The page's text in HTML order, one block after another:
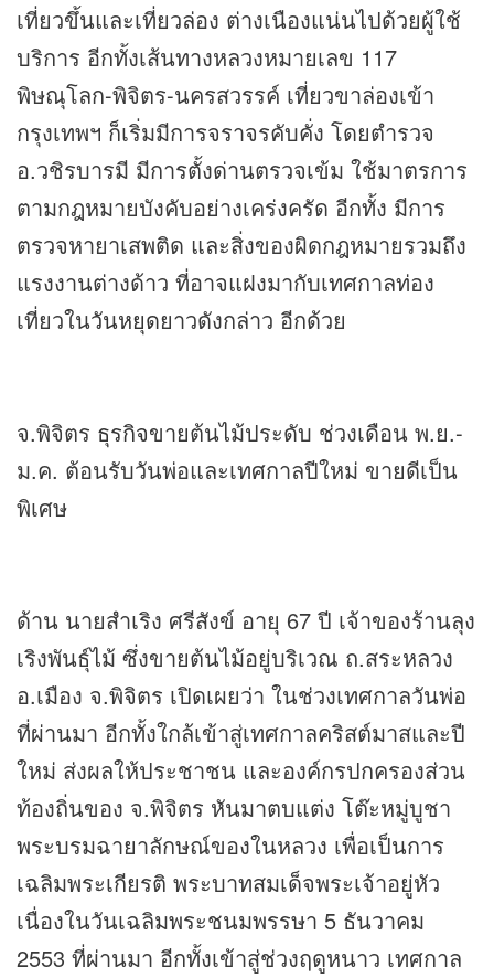
เที่ยวขึ้นและเที่ยวล่อง ต่างเนืองแน่นไปด้วยผู้ใช้
บริการ อีกทั้งเส้นทางหลวงหมายเลข 117
พิษณุโลก-พิจิตร-นครสวรรค์ เที่ยวขาล่องเข้า
กรุงเทพฯ ก็เริ่มมีการจราจรคับคั่ง โดยตำรวจ
อ.วชิรบารมี มีการตั้งด่านตรวจเข้ม ใช้มาตรการ
ตามกฎหมายบังคับอย่างเคร่งครัด อีกทั้ง มีการ
ตรวจหายาเสพติด และสิ่งของผิดกฎหมายรวมถึง
แรงงานต่างด้าว ที่อาจแฝงมากับเทศกาลท่อง
เที่ยวในวันหยุดยาวดังกล่าว อีกด้วย
จ.พิจิตร ธุรกิจขายต้นไม้ประดับ ช่วงเดือน พ.ย.-
ม.ค. ต้อนรับวันพ่อและเทศกาลปีใหม่ ขายดีเป็น
พิเศษ
ด้าน นายสำเริง ศรีสังข์ อายุ 67 ปี เจ้าของร้านลุง
เริงพันธุ์ไม้ ซึ่งขายต้นไม้อยู่บริเวณ ถ.สระหลวง
อ.เมือง จ.พิจิตร เปิดเผยว่า ในช่วงเทศกาลวันพ่อ
ที่ผ่านมา อีกทั้งใกล้เข้าสู่เทศกาลคริสต์มาสและปี
ใหม่ ส่งผลให้ประชาชน และองค์กรปกครองส่วน
ท้องถิ่นของ จ.พิจิตร หันมาตบแต่ง โต๊ะหมู่บูชา
พระบรมฉายาลักษณ์ของในหลวง เพื่อเป็นการ
เฉลิมพระเกียรติ พระบาทสมเด็จพระเจ้าอยู่หัว
เนื่องในวันเฉลิมพระชนมพรรษา 5 ธันวาคม
2553 ที่ผ่านมา อีกทั้งเข้าสู่ช่วงฤดูหนาว เทศกาล